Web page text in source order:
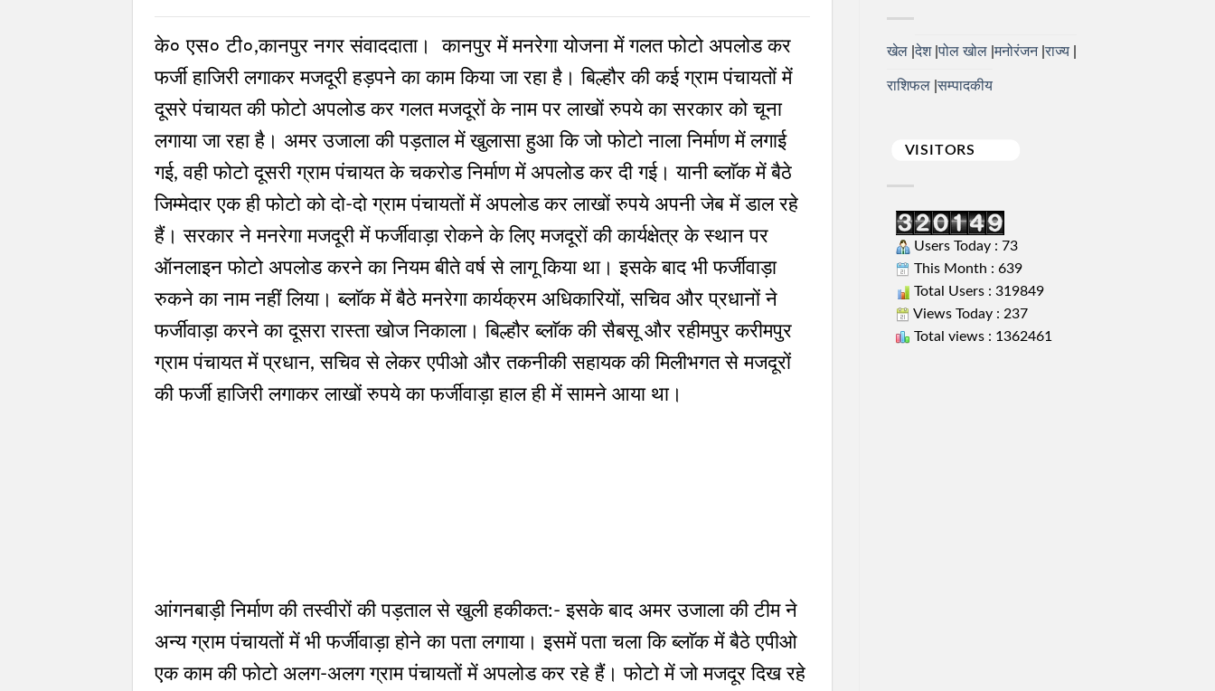
के० एस० टी०,कानपुर नगर संवाददाता। कानपुर में मनरेगा योजना में गलत फोटो अपलोड कर
फर्जी हाजिरी लगाकर मजदूरी हड़पने का काम किया जा रहा है। बिल्हौर की कई ग्राम पंचायतों में
दूसरे पंचायत की फोटो अपलोड कर गलत मजदूरों के नाम पर लाखों रुपये का सरकार को चूना
लगाया जा रहा है। अमर उजाला की पड़ताल में खुलासा हुआ कि जो फोटो नाला निर्माण में लगाई
गई, वही फोटो दूसरी ग्राम पंचायत के चकरोड निर्माण में अपलोड कर दी गई। यानी ब्लाॅक में बैठे
जिम्मेदार एक ही फोटो को दो-दो ग्राम पंचायतों में अपलोड कर लाखों रुपये अपनी जेब में डाल रहे
हैं। सरकार ने मनरेगा मजदूरी में फर्जीवाड़ा रोकने के लिए मजदूरों की कार्यक्षेत्र के स्थान पर
ऑनलाइन फोटो अपलोड करने का नियम बीते वर्ष से लागू किया था। इसके बाद भी फर्जीवाड़ा
रुकने का नाम नहीं लिया। ब्लाॅक में बैठे मनरेगा कार्यक्रम अधिकारियों, सचिव और प्रधानों ने
फर्जीवाड़ा करने का दूसरा रास्ता खोज निकाला। बिल्हौर ब्लाॅक की सैबसू और रहीमपुर करीमपुर
ग्राम पंचायत में प्रधान, सचिव से लेकर एपीओ और तकनीकी सहायक की मिलीभगत से मजदूरों
की फर्जी हाजिरी लगाकर लाखों रुपये का फर्जीवाड़ा हाल ही में सामने आया था।
आंगनबाड़ी निर्माण की तस्वीरों की पड़ताल से खुली हकीकत:- इसके बाद अमर उजाला की टीम ने
अन्य ग्राम पंचायतों में भी फर्जीवाड़ा होने का पता लगाया। इसमें पता चला कि ब्लाॅक में बैठे एपीओ
एक काम की फोटो अलग-अलग ग्राम पंचायतों में अपलोड कर रहे हैं। फोटो में जो मजदूर दिख रहे
खेल देश पोल खोल मनोरंजन राज्य
राशिफल सम्पादकीय
VISITORS
Users Today : 73
This Month : 639
Total Users : 319849
Views Today : 237
Total views : 1362461